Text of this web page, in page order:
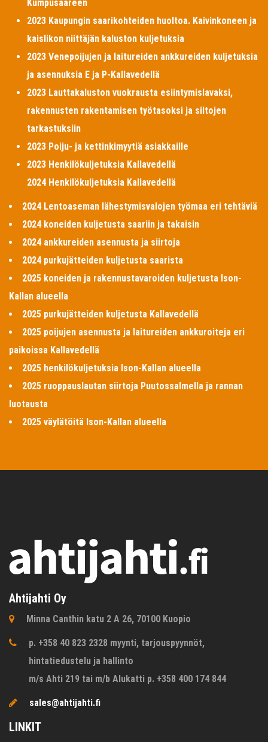
Kumpusaareen
2023 Kaupungin saarikohteiden huoltoa. Kaivinkoneen ja
kaislikon niittäjän kaluston kuljetuksia
2023 Venepoijujen ja laitureiden ankkureiden kuljetuksia
ja asennuksia E ja P-Kallavedellä
2023 Lauttakaluston vuokrausta esiintymislavaksi,
rakennusten rakentamisen työtasoksi ja siltojen
tarkastuksiin
2023 Poiju- ja kettinkimyytiä asiakkaille
2023 Henkilökuljetuksia Kallavedellä
2024 Henkilökuljetuksia Kallavedellä
2024 Lentoaseman lähestymisvalojen työmaa eri tehtäviä
2024 koneiden kuljetusta saariin ja takaisin
2024 ankkureiden asennusta ja siirtoja
2024 purkujätteiden kuljetusta saarista
2025 koneiden ja rakennustavaroiden kuljetusta Ison-
Kallan alueella
2025 purkujätteiden kuljetusta Kallavedellä
2025 poijujen asennusta ja laitureiden ankkuroiteja eri
paikoissa Kallavedellä
2025 henkilökuljetuksia Ison-Kallan alueella
2025 ruoppauslautan siirtoja Puutossalmella ja rannan
luotausta
2025 väylätöitä Ison-Kallan alueella
Ahtijahti Oy
Minna Canthin katu 2 A 26, 70100 Kuopio
p. +358 40 823 2328 myynti, tarjouspyynnöt,
hintatiedustelu ja hallinto
m/s Ahti 219 tai m/b Alukatti p. +358 400 174 844
sales@ahtijahti.fi
LINKIT